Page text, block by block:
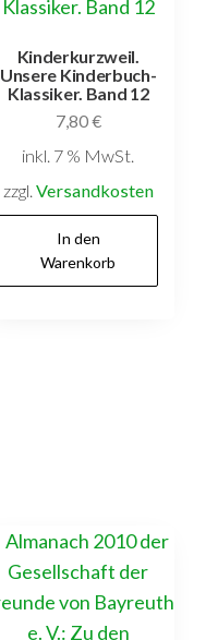
Kinderkurzweil.
Unsere Kinderbuch-
Klassiker. Band 12
7,80€
inkl. 7 % MwSt.
zzgl. Versandkosten
In den
Warenkorb